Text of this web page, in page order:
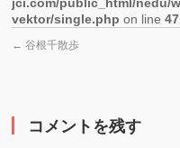
vektor/single.php on line47
← 谷根千散歩
コメントを残す